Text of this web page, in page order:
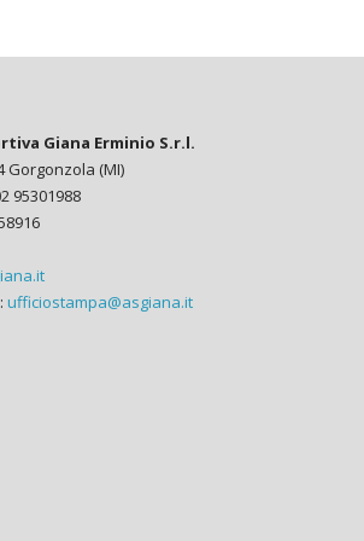
Giana Erminio S.r.l.
Gorgonzola (MI)
95301988
ufficiostampa@asgiana.it